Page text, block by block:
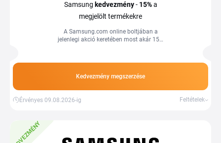
Samsung kedvezmény- 15%a
megjelölt termékekre
A Samsung.com online boltjában a
jelenlegi akció keretében most akár 15%
kedvező árakon a Tiplino cashback
Kedvezmény megszerzése
Érvényes 09.08.2026-ig Feltételek
KEDVEZMÉNY